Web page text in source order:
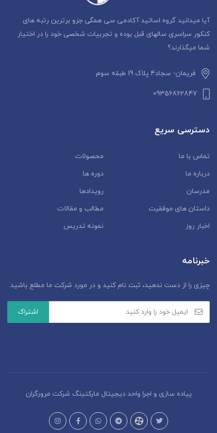
آیا میدانید گروه اساتید آکادمی سی همگی جزو برترین رتبه های
کنکور سراسری سالهای قبل بوده و تجربیات شخصی خود را در اختیار
شما میگذارند؟
فریمان- سجاد4 پلاک 19 طبقه سوم
09356862847
دسترسی سریع
تماس با ما
محصولات
درباره ما
دوره ها
مدرسان
رویدادها
داستان‌ های موفقیت
مطالب و مقالات
اخبار روز
نمونه تدریس
خبرنامه
چیزی را از دست ندهید، ثبت نام کنید و در مورد شرکت ما مطلع باشید.
پیاده سازی و اجرا واحد دیجیتال مارکتینگ شرکت مرورگران